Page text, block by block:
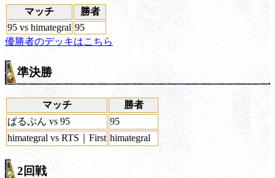
マッチ
勝者
95 vs himategral 95
優勝者のデッキはこちら
準決勝
マッチ
勝者
ぱるぷん vs 95
95
himategral vs RTS｜First himategral
2回戦